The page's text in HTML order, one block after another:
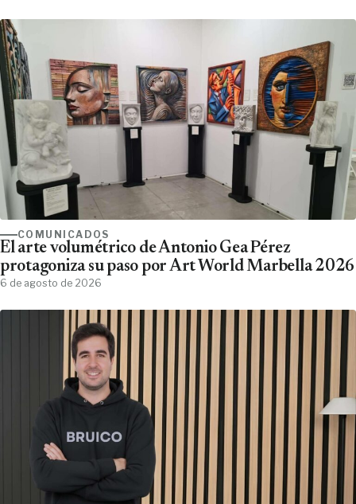
COMUNICADOS
El arte volumétrico de Antonio Gea Pérez
protagoniza su paso por Art World Marbella 2026
6 de agosto de 2026